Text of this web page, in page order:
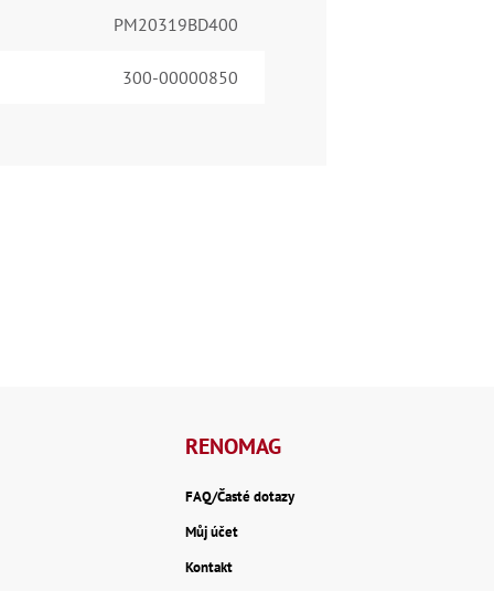
PM20319BD400
300-00000850
RENOMAG
FAQ/Časté dotazy
Můj účet
Kontakt